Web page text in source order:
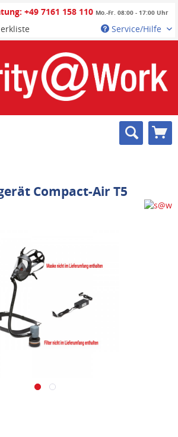
+49 7161 158 110 Mo.-Fr. 08:00 - 17:00 Uhr
Service/Hilfe
Compact-Air T5